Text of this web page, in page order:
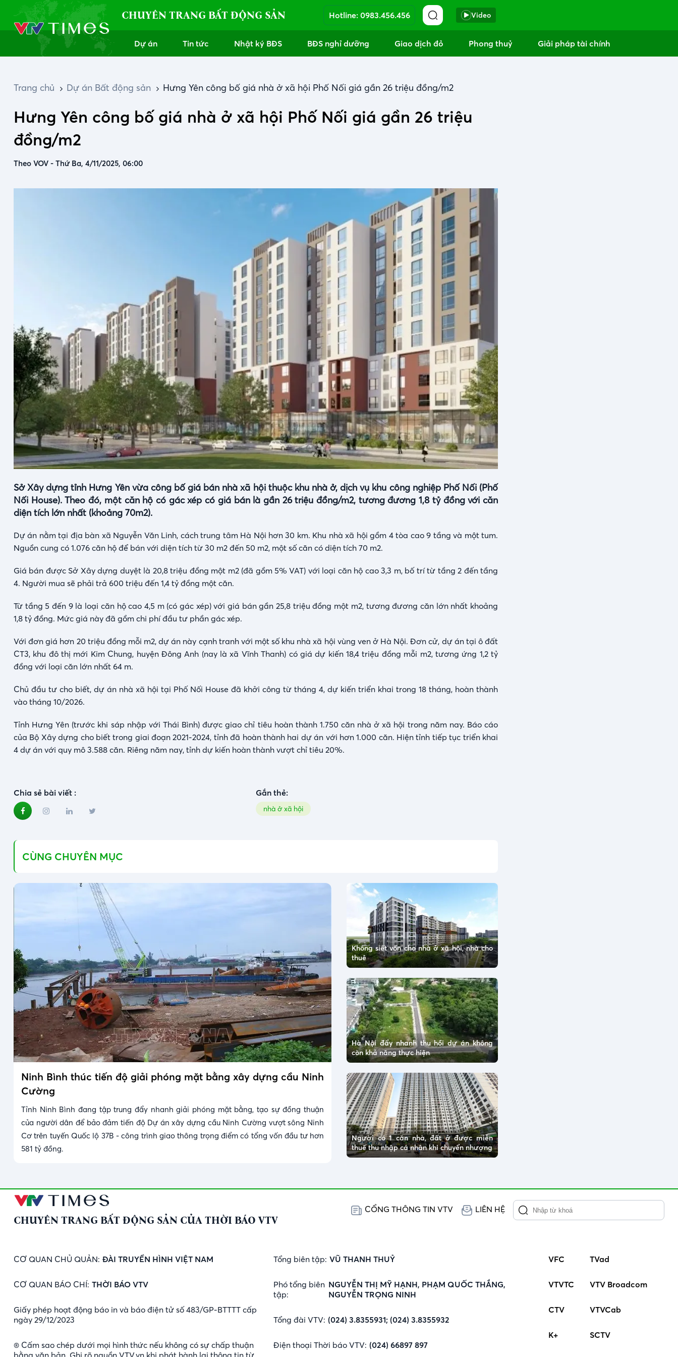
CHUYÊN TRANG BẤT ĐỘNG SẢN Hotline: 0983.456.456 Video
Dự án Tin tức Nhật ký BĐS BĐS nghỉ dưỡng Giao dịch đỏ Phong thuỷ Giải pháp tài chính
Trang chủ Dự án Bất động sản Hưng Yên công bố giá nhà ở xã hội Phố Nối giá gần 26 triệu đồng/m2
Hưng Yên công bố giá nhà ở xã hội Phố Nối giá gần 26 triệu
đồng/m2
Theo VOV - Thứ Ba, 4/11/2025, 06:00
Sở Xây dựng tỉnh Hưng Yên vừa công bố giá bán nhà xã hội thuộc khu nhà ở, dịch vụ khu công nghiệp Phố Nối (Phố
Nối House). Theo đó, một căn hộ có gác xép có giá bán là gần 26 triệu đồng/m2, tương đương 1,8 tỷ đồng với căn
diện tích lớn nhất (khoảng 70m2).
Dự án nằm tại địa bàn xã Nguyễn Văn Linh, cách trung tâm Hà Nội hơn 30 km. Khu nhà xã hội gồm 4 tòa cao 9 tầng và một tum.
Nguồn cung có 1.076 căn hộ để bán với diện tích từ 30 m2 đến 50 m2, một số căn có diện tích 70 m2.
Giá bán được Sở Xây dựng duyệt là 20,8 triệu đồng một m2 (đã gồm 5% VAT) với loại căn hộ cao 3,3 m, bố trí từ tầng 2 đến tầng
4. Người mua sẽ phải trả 600 triệu đến 1,4 tỷ đồng một căn.
Từ tầng 5 đến 9 là loại căn hộ cao 4,5 m (có gác xép) với giá bán gần 25,8 triệu đồng một m2, tương đương căn lớn nhất khoảng
1,8 tỷ đồng. Mức giá này đã gồm chi phí đầu tư phần gác xép.
Với đơn giá hơn 20 triệu đồng mỗi m2, dự án này cạnh tranh với một số khu nhà xã hội vùng ven ở Hà Nội. Đơn cử, dự án tại ô đất
CT3, khu đô thị mới Kim Chung, huyện Đông Anh (nay là xã Vĩnh Thanh) có giá dự kiến 18,4 triệu đồng mỗi m2, tương ứng 1,2 tỷ
đồng với loại căn lớn nhất 64 m.
Chủ đầu tư cho biết, dự án nhà xã hội tại Phố Nối House đã khởi công từ tháng 4, dự kiến triển khai trong 18 tháng, hoàn thành
vào tháng 10/2026.
Tỉnh Hưng Yên (trước khi sáp nhập với Thái Bình) được giao chỉ tiêu hoàn thành 1.750 căn nhà ở xã hội trong năm nay. Báo cáo
của Bộ Xây dựng cho biết trong giai đoạn 2021-2024, tỉnh đã hoàn thành hai dự án với hơn 1.000 căn. Hiện tỉnh tiếp tục triển khai
4 dự án với quy mô 3.588 căn. Riêng năm nay, tỉnh dự kiến hoàn thành vượt chỉ tiêu 20%.
Chia sẻ bài viết : Gắn thẻ:
nhà ở xã hội
CÙNG CHUYÊN MỤC
Ninh Bình thúc tiến độ giải phóng mặt bằng xây dựng cầu Ninh
Cường
Tỉnh Ninh Bình đang tập trung đẩy nhanh giải phóng mặt bằng, tạo sự đồng thuận
của người dân để bảo đảm tiến độ Dự án xây dựng cầu Ninh Cường vượt sông Ninh
Cơ trên tuyến Quốc lộ 37B - công trình giao thông trọng điểm có tổng vốn đầu tư hơn
581 tỷ đồng.
Không siết vốn cho nhà ở xã hội, nhà cho
thuê
Hà Nội đẩy nhanh thu hồi dự án không
còn khả năng thực hiện
Người có 1 căn nhà, đất ở được miễn
thuế thu nhập cá nhân khi chuyển nhượng
CHUYÊN TRANG BẤT ĐỘNG SẢN CỦA THỜI BÁO VTV
CỔNG THÔNG TIN VTV LIÊN HỆ
CƠ QUAN CHỦ QUẢN: ĐÀI TRUYỀN HÌNH VIỆT NAM
CƠ QUAN BÁO CHÍ: THỜI BÁO VTV
Giấy phép hoạt động báo in và báo điện tử số 483/GP-BTTTT cấp
ngày 29/12/2023
® Cấm sao chép dưới mọi hình thức nếu không có sự chấp thuận
bằng văn bản. Ghi rõ nguồn VTV.vn khi phát hành lại thông tin từ
Tổng biên tập: VŨ THANH THUỶ
Phó tổng biên
tập:
NGUYỄN THỊ MỸ HẠNH, PHẠM QUỐC THẮNG,
NGUYỄN TRỌNG NINH
Tổng đài VTV: (024) 3.8355931; (024) 3.8355932
Điện thoại Thời báo VTV: (024) 66897 897
VFC
VTVTC
CTV
K+
TVad
VTV Broadcom
VTVCab
SCTV